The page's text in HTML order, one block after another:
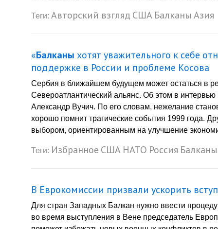
Теги: Авторский взгляд США Балканы Азия
«Балканы хотят уважительного к себе
поддержке в России и проблеме Косова
Сербия в ближайшем будущем может остаться в
Североатлантический альянс. Об этом в
Александр Вучич. По его словам, нежелание
хорошо помнит трагические события 1999 года.
выбором, ориентированным на улучшение
Теги: Избранное США НАТО Россия Балканы
В Еврокомиссии призвали ускорить
Для стран Западных Балкан нужно ввести
во время выступления в Вене председатель